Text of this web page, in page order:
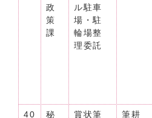
政
策
課
ル駐車
場・駐
輪場整
理委託
40 秘 賞状筆 筆耕